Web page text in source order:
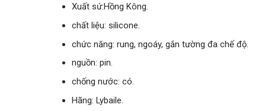
Xuất sứ:Hồng Kông.
chất liệu: silicone.
chức năng: rung, ngoáy, gắn tường đa chế độ.
nguồn: pin.
chống nước: có.
Hãng: Lybaile.